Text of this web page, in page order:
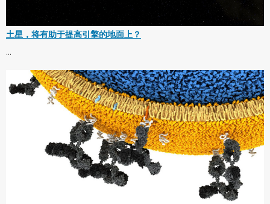
土星，将有助于提高引擎的地面上？
...